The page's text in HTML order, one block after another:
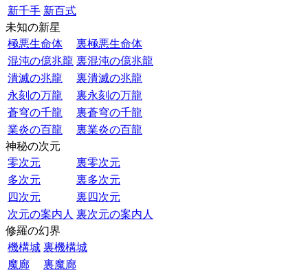
新千手 新百式
未知の新星
極悪生命体
裏極悪生命体
混沌の億兆龍 裏混沌の億兆龍
潰滅の兆龍
裏潰滅の兆龍
永刻の万龍
裏永刻の万龍
蒼穹の千龍
裏蒼穹の千龍
業炎の百龍
裏業炎の百龍
神秘の次元
零次元
裏零次元
多次元
裏多次元
四次元
裏四次元
次元の案内人 裏次元の案内人
修羅の幻界
機構城 裏機構城
魔廊
裏魔廊